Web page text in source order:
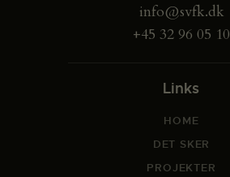
info@svfk.dk
+45 32 96 05 10
Links
HOME
DET SKER
PROJEKTER